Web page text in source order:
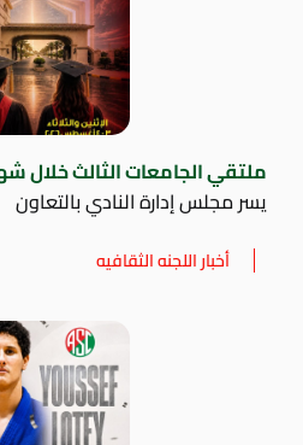
ملتقي الجامعات الثالث
يسر مجلس إدارة النادي بالتعاون
أخبار اللجنه الثقافيه